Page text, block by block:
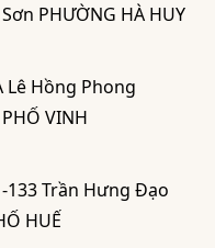
PHƯỜNG HÀ HUY
Lê Hồng Phong
VINH
133 Trần Hưng Đạo
HUẾ